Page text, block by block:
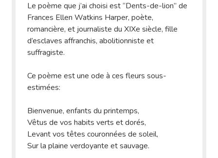
Le poème que j’ai choisi est “Dents-de-lion” de
Frances Ellen Watkins Harper, poète,
romancière, et journaliste du XIXe siècle, fille
d’esclaves affranchis, abolitionniste et
suffragiste.
Ce poème est une ode à ces fleurs sous-
estimées:
Bienvenue, enfants du printemps,
Vêtus de vos habits verts et dorés,
Levant vos têtes couronnées de soleil,
Sur la plaine verdoyante et sauvage.